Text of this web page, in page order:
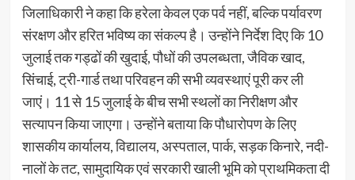
जिलाधिकारी ने कहा कि हरेला केवल एक पर्व नहीं, बल्कि पर्यावरण
संरक्षण और हरित भविष्य का संकल्प है। उन्होंने निर्देश दिए कि 10
जुलाई तक गड्ढों की खुदाई, पौधों की उपलब्धता, जैविक खाद,
सिंचाई, ट्री-गार्ड तथा परिवहन की सभी व्यवस्थाएं पूरी कर ली
जाएं। 11 से 15 जुलाई के बीच सभी स्थलों का निरीक्षण और
सत्यापन किया जाएगा। उन्होंने बताया कि पौधारोपण के लिए
शासकीय कार्यालय, विद्यालय, अस्पताल, पार्क, सड़क किनारे, नदी-
नालों के तट, सामुदायिक एवं सरकारी खाली भूमि को प्राथमिकता दी